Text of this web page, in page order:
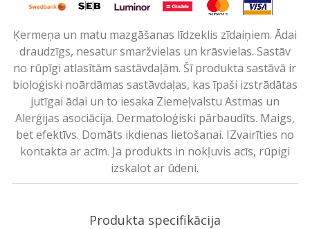
Ķermeņa un matu mazgāšanas līdzeklis zīdaiņiem. Ādai
draudzīgs, nesatur smaržvielas un krāsvielas. Sastāv
no rūpīgi atlasītām sastāvdaļām. Šī produkta sastāvā ir
bioloģiski noārdāmas sastāvdaļas, kas īpaši izstrādātas
jutīgai ādai un to iesaka Ziemeļvalstu Astmas un
Alerģijas asociācija. Dermatoloģiski pārbaudīts. Maigs,
bet efektīvs. Domāts ikdienas lietošanai. IZvairīties no
kontakta ar acīm. Ja produkts in nokļuvis acīs, rūpigi
izskalot ar ūdeni.
Produkta specifikācija